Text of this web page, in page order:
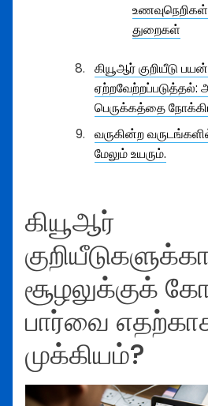
துறைகள்
கியூஆர் குறியீடு
பெருக்கத்தை
வருகின்ற
மேலும் உயரும்.
கியூஆர்
சூழலுக்குக்
பார்வை
முக்கியம்?